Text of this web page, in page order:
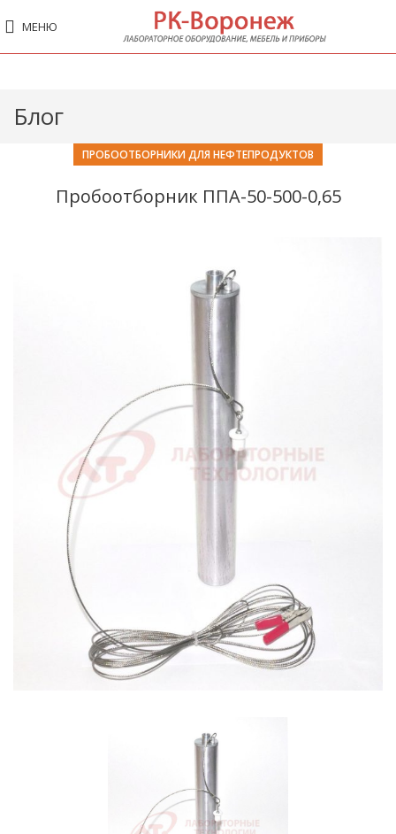
МЕНЮ
Блог
ПРОБООТБОРНИКИ ДЛЯ НЕФТЕПРОДУКТОВ
Пробоотборник ППА-50-500-0,65